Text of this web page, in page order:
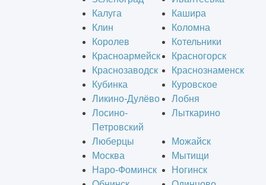
Калуга
Кашира
Клин
Коломна
Королев
Котельники
Красноармейск
Красногорск
Краснозаводск
Краснознаменск
Кубинка
Куровское
Ликино-Дулёво
Лобня
Лосино-
Петровский
Лыткарино
Люберцы
Можайск
Москва
Мытищи
Наро-Фоминск
Ногинск